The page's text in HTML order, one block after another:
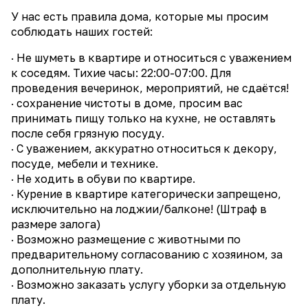
У нас есть правила дома, которые мы просим
соблюдать наших гостей:
· Не шуметь в квартире и относиться с уважением
к соседям. Тихие часы: 22:00-07:00. Для
проведения вечеринок, мероприятий, не сдаётся!
· сохранение чистоты в доме, просим вас
принимать пищу только на кухне, не оставлять
после себя грязную посуду.
· С уважением, аккуратно относиться к декору,
посуде, мебели и технике.
· Не ходить в обуви по квартире.
· Курение в квартире категорически запрещено,
исключительно на лоджии/балконе! (Штраф в
размере залога)
· Возможно размещение с животными по
предварительному согласованию с хозяином, за
дополнительную плату.
· Возможно заказать услугу уборки за отдельную
плату.